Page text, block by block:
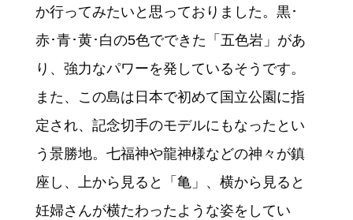
か行ってみたいと思っておりました。黒･
赤･青･黄･白の5色でできた「五色岩」があ
り、強力なパワーを発しているそうです。
また、この島は日本で初めて国立公園に指
定され、記念切手のモデルにもなったとい
う景勝地。七福神や龍神様などの神々が鎮
座し、上から見ると「亀」、横から見ると
妊婦さんが横たわったような姿をしてい